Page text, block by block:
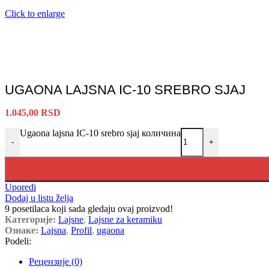
Click to enlarge
UGAONA LAJSNA IC-10 SREBRO SJAJ
1.045,00 RSD
-
Ugaona lajsna IC-10 srebro sjaj количина
+
Uporedi
Dodaj u listu želja
9 posetilaca koji sada gledaju ovaj proizvod!
Категорије: Lajsne, Lajsne za keramiku
Ознаке: Lajsna, Profil, ugaona
Podeli:
Рецензије (0)